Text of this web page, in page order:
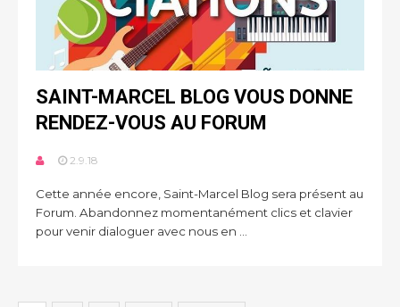
SAINT-MARCEL BLOG VOUS DONNE
RENDEZ-VOUS AU FORUM
2.9.18
Cette année encore, Saint-Marcel Blog sera présent au
Forum. Abandonnez momentanément clics et clavier
pour venir dialoguer avec nous en ...